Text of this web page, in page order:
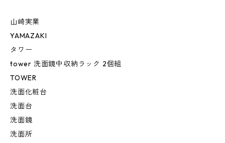
山崎実業
YAMAZAKI
タワー
tower 洗面鏡中収納ラック 2個組
TOWER
洗面化粧台
洗面台
洗面鏡
洗面所